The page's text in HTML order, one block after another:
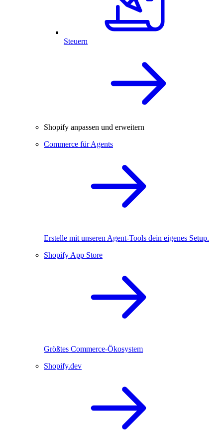
Steuern
Shopify anpassen und erweitern
Commerce für Agents
Erstelle mit unseren Agent-Tools dein eigenes Setup.
Shopify App Store
Größtes Commerce-Ökosystem
Shopify.dev